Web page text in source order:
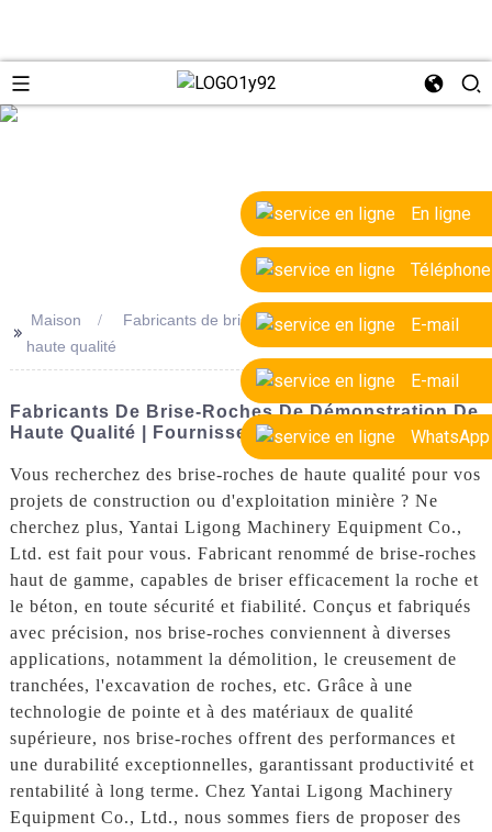
En ligne
Téléphone
E-mail
E-mail
WhatsApp
>>
Maison
Fabricants de brise-roches de démonstration de
haute qualité
Fabricants De Brise-Roches De Démonstration De
Haute Qualité | Fournisseurs Et Producteurs OEM
Vous recherchez des brise-roches de haute qualité pour vos
projets de construction ou d'exploitation minière ? Ne
cherchez plus, Yantai Ligong Machinery Equipment Co.,
Ltd. est fait pour vous. Fabricant renommé de brise-roches
haut de gamme, capables de briser efficacement la roche et
le béton, en toute sécurité et fiabilité. Conçus et fabriqués
avec précision, nos brise-roches conviennent à diverses
applications, notamment la démolition, le creusement de
tranchées, l'excavation de roches, etc. Grâce à une
technologie de pointe et à des matériaux de qualité
supérieure, nos brise-roches offrent des performances et
une durabilité exceptionnelles, garantissant productivité et
rentabilité à long terme. Chez Yantai Ligong Machinery
Equipment Co., Ltd., nous sommes fiers de proposer des